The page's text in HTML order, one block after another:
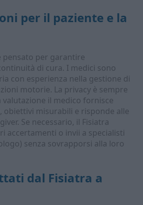
per il paziente e la
pensato per garantire
di cura. I medici sono
con esperienza nella gestione di
motorie. La privacy è sempre
il medico fornisce
obiettivi misurabili e risponde alle
Se necessario, il Fisiatra
accertamenti o invii a specialisti
senza sovrapporsi alla loro
dal Fisiatra a